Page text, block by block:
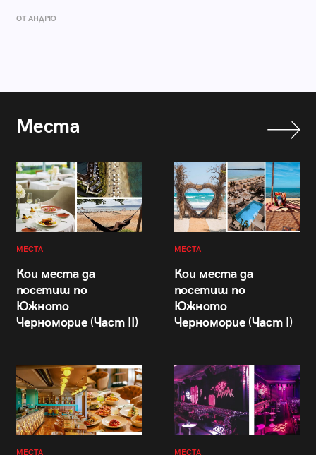
ОТ АНДРЮ
Места
МЕСТА
Кои места да
посетиш по
Южното
Черноморие (Част II)
МЕСТА
Кои места да
посетиш по
Южното
Черноморие (Част I)
МЕСТА МЕСТА